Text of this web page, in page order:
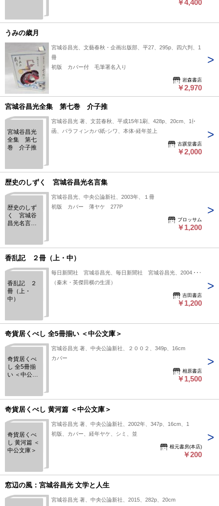
￥4,400
うみの歳月
宮城谷昌光、文藝春秋・企画出版部、平27、295p、四六判、1
冊
初版 カバー付 毛筆署名入り
岩森書店
￥2,970
宮城谷昌光全集 第七巻 介子推
宮城谷昌光
全集 第七
巻 介子推
宮城谷昌光 著、文芸春秋、平成15年1刷、428p、20cm、1冊
函、パラフィンカバ紙-シワ、本体-経年並上
古蹊堂書店
￥2,000
歴史のしずく 宮城谷昌光名言集
歴史のしず
く 宮城谷
昌光名言
宮城谷昌光、中央公論新社、2003年、１冊
初版 カバー 薄ヤケ 277P
ブロッサム
￥1,200
香乱記 ２冊（上・中）
香乱記 ２
冊（上・
中）
毎日新聞社 宮城谷昌光、毎日新聞社 宮城谷昌光、2004、2
（秦末・英傑田横の生涯）
吉田書店
￥1,200
奇貨居くべし 全5冊揃い ＜中公文庫＞
奇貨居くべ
し 全5冊揃
い ＜中公文
宮城谷昌光 著、中央公論新社、２００２、349p、16cm
カバー
相原書店
￥1,500
奇貨居くべし 黄河篇 ＜中公文庫＞
奇貨居くべ
し 黄河篇 ＜
中公文庫＞
宮城谷昌光 著、中央公論新社、2002年、347p、16cm、1
初版、カバー、経年ヤケ、シミ、並
根元書房(本店)
￥200
窓辺の風：宮城谷昌光 文学と人生
宮城谷昌光 著、中央公論新社、2015、282p、20cm